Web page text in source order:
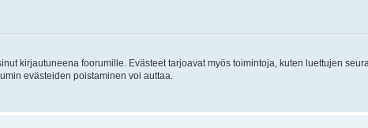
kirjautuneena foorumille. Evästeet tarjoavat myös toimintoja, kuten luettujen
evästeiden poistaminen voi auttaa.